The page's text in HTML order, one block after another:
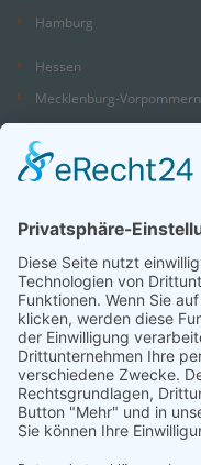
Hamburg
Hessen
Mecklenburg-Vorpommern
Niedersachsen
Nordrhein-Westfalen
Saarland
Sachsen
Sachsen-Anhalt
Schleswig-Holstein
Thüringen